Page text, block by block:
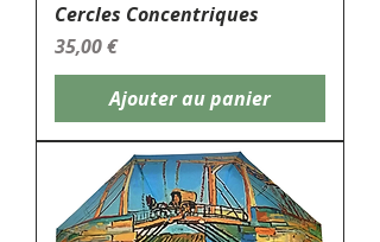
Cercles Concentriques
Prix
35,00 €
Ajouter au panier